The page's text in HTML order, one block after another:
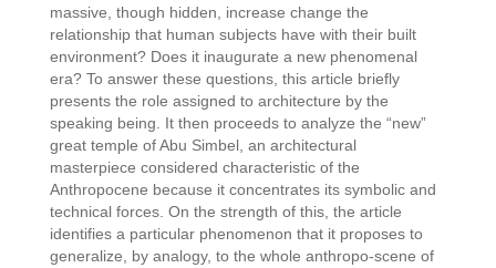
massive, though hidden, increase change the
relationship that human subjects have with their built
environment? Does it inaugurate a new phenomenal
era? To answer these questions, this article briefly
presents the role assigned to architecture by the
speaking being. It then proceeds to analyze the “new”
great temple of Abu Simbel, an architectural
masterpiece considered characteristic of the
Anthropocene because it concentrates its symbolic and
technical forces. On the strength of this, the article
identifies a particular phenomenon that it proposes to
generalize, by analogy, to the whole anthropo-scene of